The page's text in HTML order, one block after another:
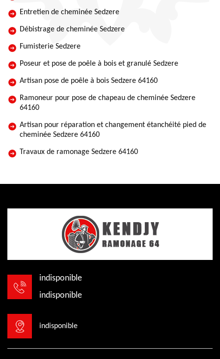
Entretien de cheminée Sedzere
Débistrage de cheminée Sedzere
Fumisterie Sedzere
Poseur et pose de poêle à bois et granulé Sedzere
Artisan pose de poêle à bois Sedzere 64160
Ramoneur pour pose de chapeau de cheminée Sedzere
64160
Artisan pour réparation et changement étanchéité pied de
cheminée Sedzere 64160
Travaux de ramonage Sedzere 64160
indisponible
indisponible
indisponible